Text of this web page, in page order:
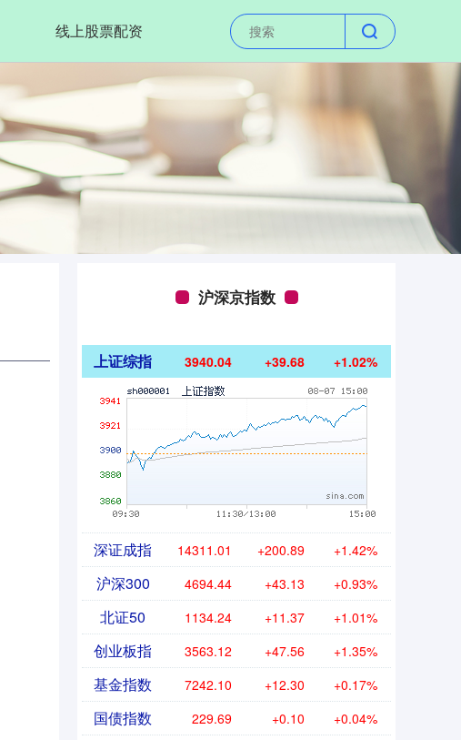
线上股票配资
沪深京指数
上证综指 3940.04 +39.68 +1.02%
深证成指 14311.01 +200.89 +1.42%
沪深300 4694.44 +43.13 +0.93%
北证50 1134.24 +11.37 +1.01%
创业板指 3563.12 +47.56 +1.35%
基金指数 7242.10 +12.30 +0.17%
国债指数 229.69 +0.10 +0.04%